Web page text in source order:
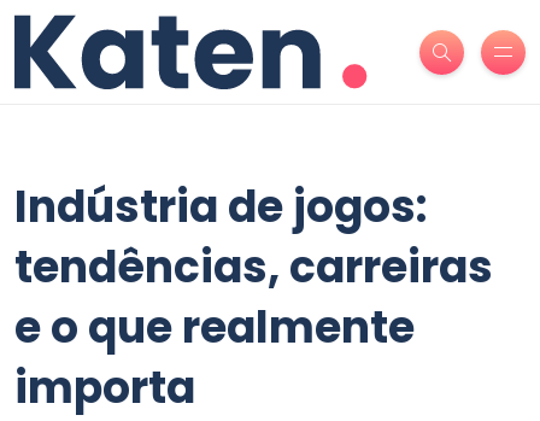
Indústria de jogos:
tendências, carreiras
e o que realmente
importa